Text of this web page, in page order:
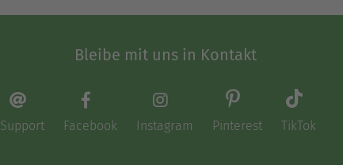
Bleibe mit uns in Kontakt
Support Facebook Instagram Pinterest TikTok